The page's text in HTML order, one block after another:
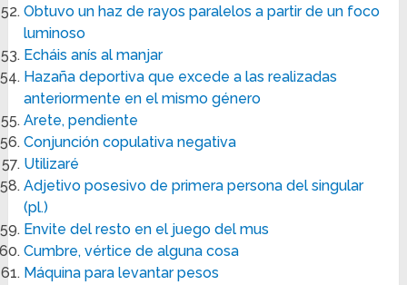
Obtuvo un haz de rayos paralelos a partir de un foco
luminoso
Echáis anís al manjar
Hazaña deportiva que excede a las realizadas
anteriormente en el mismo género
Arete, pendiente
Conjunción copulativa negativa
Utilizaré
Adjetivo posesivo de primera persona del singular
(pl.)
Envite del resto en el juego del mus
Cumbre, vértice de alguna cosa
Máquina para levantar pesos